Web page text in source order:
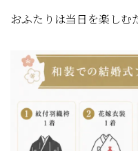
おふたりは当日を楽しむ